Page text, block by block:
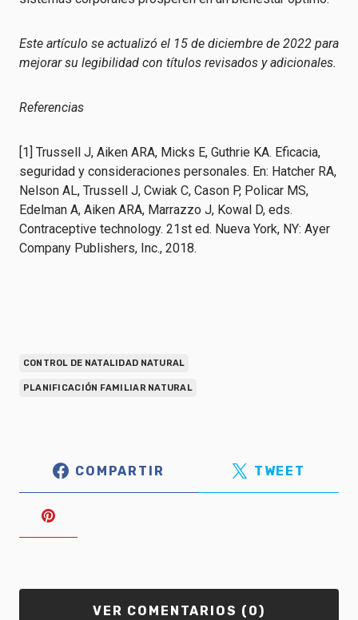
Este artículo se actualizó el 15 de diciembre de 2022 para
mejorar su legibilidad con títulos revisados y adicionales.
Referencias
[1] Trussell J, Aiken ARA, Micks E, Guthrie KA. Eficacia,
seguridad y consideraciones personales. En: Hatcher RA,
Nelson AL, Trussell J, Cwiak C, Cason P, Policar MS,
Edelman A, Aiken ARA, Marrazzo J, Kowal D, eds.
Contraceptive technology. 21st ed. Nueva York, NY: Ayer
Company Publishers, Inc., 2018.
CONTROL DE NATALIDAD NATURAL
PLANIFICACIÓN FAMILIAR NATURAL
COMPARTIR TWEET
VER COMENTARIOS (0)